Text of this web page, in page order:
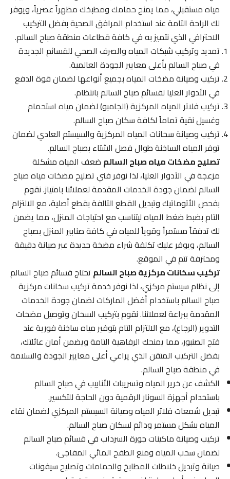
مياه مستقبلي، مما يمنح حمامك ومطبخك مظهراً عصرياً، ويوفر
لك الراحة التامة عند استخدام المرافق الصحية بفضل التركيب
الاحترافي الذي نتميز به في كافة قطاعات منطقة صباح السالم.
تمديد وتركيب شبكات المياه والصرف الصحي للقسائم الجديدة
في صباح السالم بأعلى معايير الجودة العالمية.
تركيب وصيانة مضخات المياه بجميع أنواعها لضمان قوة الدفع
في الأدوار العليا لقسائم صباح السالم بانتظام.
تركيب فلاتر المياه المركزية (الجامبو) لضمان مياه استحمام
وغسيل نقية تماماً لكافة سكان صباح السالم.
تركيب وصيانة سخانات المياه المركزية والسيستم العادي لضمان
توفر المياه الساخنة طوال فصل الشتاء بصباح السالم.
تصليح مضخات مياه صباح السالمضعف المياه مشكلة
مزعجة في الأدوار العليا، لذا نوفر فني تصليح مضخات مياه صباح
السالم لضمان جودة الخدمات المقدمة لعملائنا بامتياز. نقوم
بفحص الأتوماتيك وتبديل القطع التالفة بقطع أصلية، مع الالتزام
التام بضبط ضغط المياه ليتناسب مع احتياجات المنزل، مما يضمن
لك تدفقاً مستمراً وقوياً للمياه في كافة صنابير المنزل بصباح
السالم، ويوفر عليك تكلفة شراء مضخة جديدة عبر صيانة دقيقة
ومحترفة تتم في الموقع.
تركيب سخانات مركزية صباح السالمتحتاج قسائم صباح السالم
إلى نظام سيستم مركزي، لذا نوفر خدمة تركيب سخانات مركزية
صباح السالم باستخدام أفضل الماركات لضمان جودة الخدمات
المقدمة ببراعة لعملائنا. نقوم بتركيب السخان وتوصيل مضخات
التدوير (الرجاع)، مع الالتزام التام بتوفير مياه ساخنة فورية عند
فتح الصنبور، مما يمنحك الرفاهية التامة ويضمن أمان عائلتك،
بفضل التركيب المتقن الذي يراعي أعلى معايير الجودة والسلامة
في منطقة صباح السالم.
الكشف عن خرير المياه وتسريبات الأنابيب في صباح السالم
باستخدام أجهزة السونار الرقمية دون الحاجة للتكسير.
تبديل شمعات فلاتر المياه وصيانة السيستم المركزي لضمان نقاء
المياه بشكل مستمر ودائم لسكان صباح السالم.
تركيب وصيانة ماكينات جورة السرداب في قسائم صباح السالم
لضمان سحب المياه ومنع الطفح المائي المفاجئ.
صيانة وتبديل خلاطات المطابخ والحمامات وتصليح سيفونات